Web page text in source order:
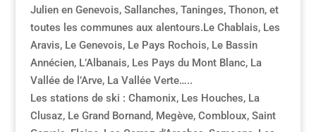
Julien en Genevois, Sallanches, Taninges, Thonon, et
toutes les communes aux alentours.Le Chablais, Les
Aravis, Le Genevois, Le Pays Rochois, Le Bassin
Annécien, L’Albanais, Les Pays du Mont Blanc, La
Vallée de l’Arve, La Vallée Verte…..
Les stations de ski : Chamonix, Les Houches, La
Clusaz, Le Grand Bornand, Megève, Combloux, Saint